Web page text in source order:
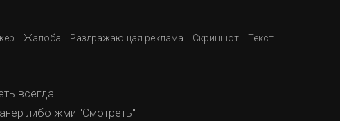
Жалоба Раздражающая реклама Скриншот Текст
всегда...
либо жми "Смотреть"